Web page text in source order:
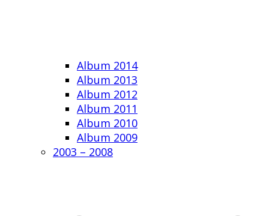
Album 2014
Album 2013
Album 2012
Album 2011
Album 2010
Album 2009
2003 – 2008